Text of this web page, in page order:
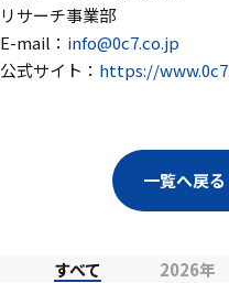
プローブ
計測機器
リサーチ事業部
E-mail： info@0c7.co.jp
公式サイト： https://
一覧へ戻る
すべて 2026年